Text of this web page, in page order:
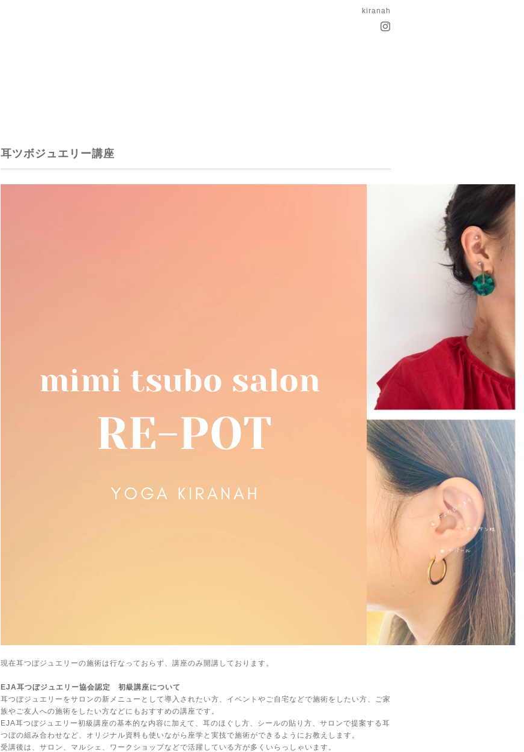
kiranah
耳ツボジュエリー講座
現在耳つぼジュエリーの施術は行なっておらず、講座のみ開講しております。
EJA耳つぼジュエリー協会認定 初級講座について
耳つぼジュエリーをサロンの新メニューとして導入されたい方、イベントやご自宅などで施術をしたい方、ご家
族やご友人への施術をしたい方などにもおすすめの講座です。
EJA耳つぼジュエリー初級講座の基本的な内容に加えて、耳のほぐし方、シールの貼り方、サロンで提案する耳
つぼの組み合わせなど、オリジナル資料も使いながら座学と実技で施術ができるようにお教えします。
受講後は、サロン、マルシェ、ワークショップなどで活躍している方が多くいらっしゃいます。